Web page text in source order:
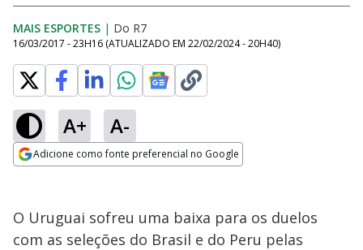
MAIS ESPORTES | Do R7
16/03/2017 - 23H16 (ATUALIZADO EM 22/02/2024 - 20H40)
A+ A-
Adicione como fonte preferencial no Google
O Uruguai sofreu uma baixa para os duelos
com as seleções do Brasil e do Peru pelas